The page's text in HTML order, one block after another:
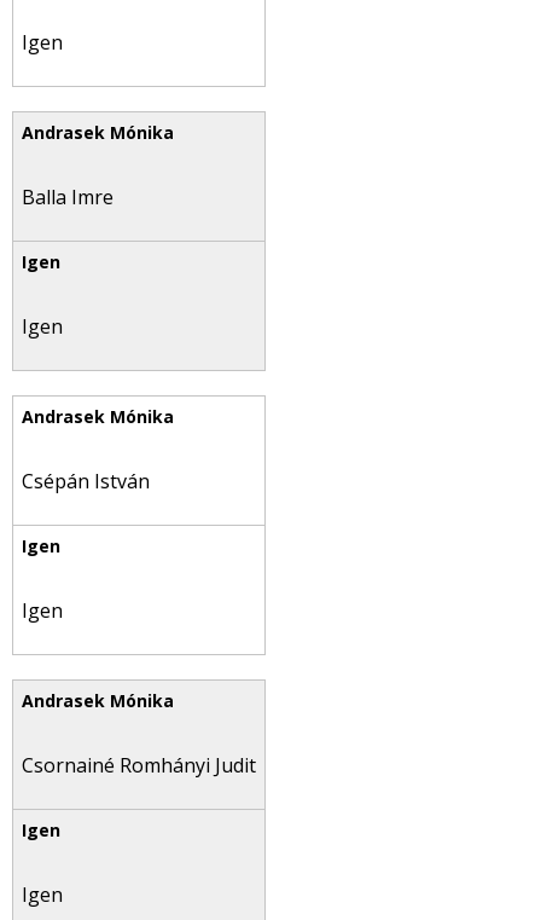
Igen
Balla Imre
Igen
Csépán István
Igen
Csornainé Romhányi Judit
Igen